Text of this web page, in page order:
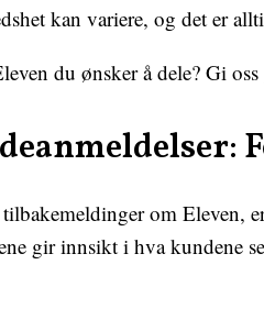
kan variere, og det er
du ønsker å dele? Gi
om Eleven,
gir innsikt i hva kundene